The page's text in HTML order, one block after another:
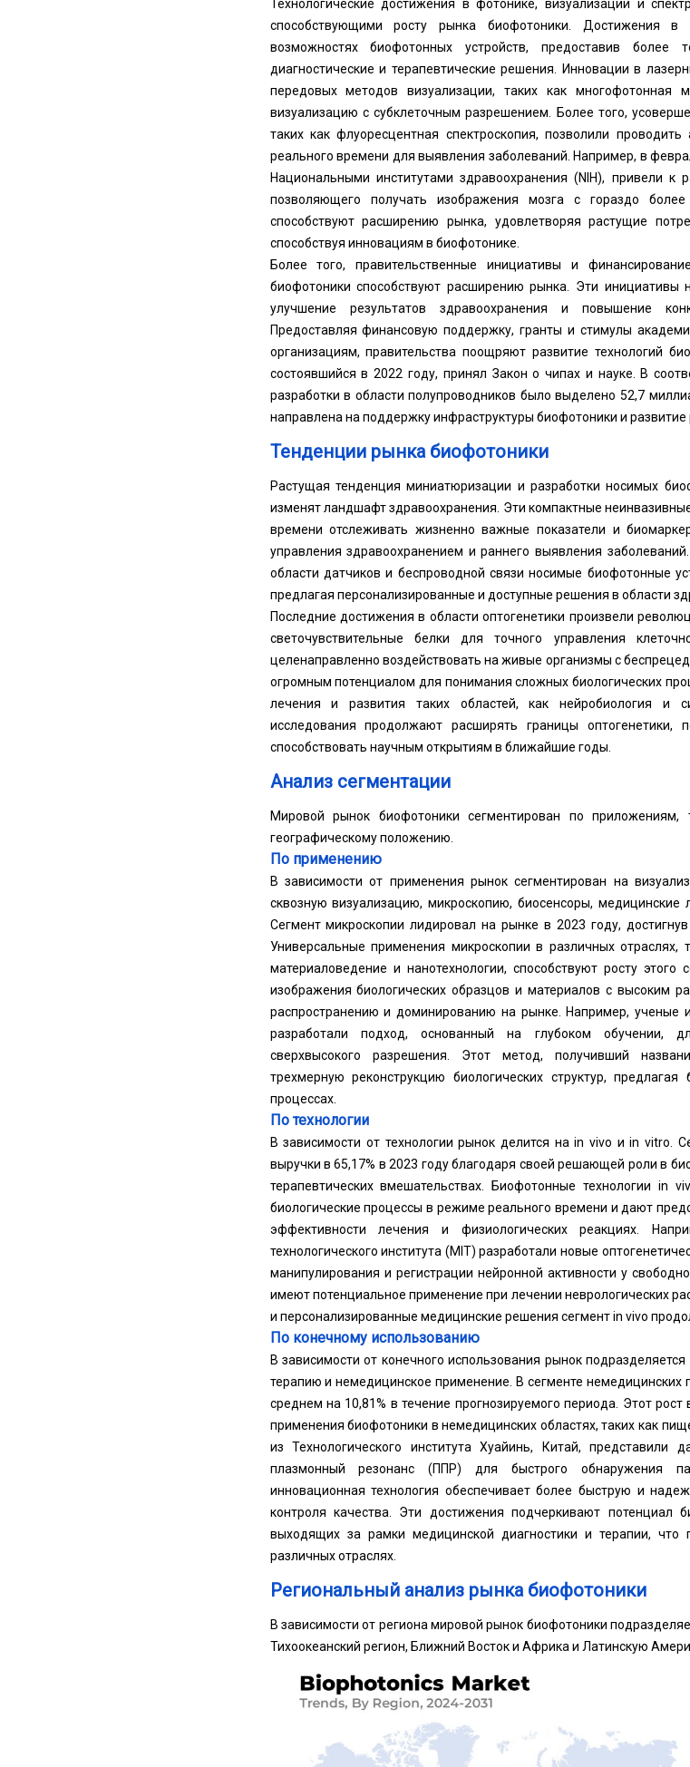
Технологические достижения в фотонике, визуализации и
способствующими росту рынка биофотоники. Достижения
возможностях биофотонных устройств, предоставив более
диагностические и терапевтические решения. Инновации в
передовых методов визуализации, таких как многофотонная
визуализацию с субклеточным разрешением. Более того,
таких как флуоресцентная спектроскопия, позволили
реального времени для выявления заболеваний. Например, в
Национальными институтами здравоохранения (NIH), привели к
позволяющего получать изображения мозга с гораздо
способствуют расширению рынка, удовлетворяя растущие
способствуя инновациям в биофотонике.
Более того, правительственные инициативы и
биофотоники способствуют расширению рынка. Эти инициативы
улучшение результатов здравоохранения и повышение
Предоставляя финансовую поддержку, гранты и стимулы
организациям, правительства поощряют развитие технологий
состоявшийся в 2022 году, принял Закон о чипах и науке. В
разработки в области полупроводников было выделено 52,7
направлена ​​на поддержку инфраструктуры биофотоники и развитие
Тенденции рынка биофотоники
Растущая тенденция миниатюризации и разработки носимых
изменят ландшафт здравоохранения. Эти компактные
времени отслеживать жизненно важные показатели и
управления здравоохранением и раннего выявления
области датчиков и беспроводной связи носимые биофотонные
предлагая персонализированные и доступные решения в области
Последние достижения в области оптогенетики произвели
светочувствительные белки для точного управления
целенаправленно воздействовать на живые организмы с
огромным потенциалом для понимания сложных биологических
лечения и развития таких областей, как нейробиология и
исследования продолжают расширять границы
способствовать научным открытиям в ближайшие годы.
Анализ сегментации
Мировой рынок биофотоники сегментирован по приложениям,
географическому положению.
По применению
В зависимости от применения рынок сегментирован на
сквозную визуализацию, микроскопию, биосенсоры, медицинские
Сегмент микроскопии лидировал на рынке в 2023 году,
Универсальные применения микроскопии в различных отраслях,
материаловедение и нанотехнологии, способствуют росту этого
изображения биологических образцов и материалов с высоким
распространению и доминированию на рынке. Например, ученые
разработали подход, основанный на глубоком обучении,
сверхвысокого разрешения. Этот метод, получивший
трехмерную реконструкцию биологических структур,
процессах.
По технологии
В зависимости от технологии рынок делится на in vivo и in vitro.
выручки в 65,17% в 2023 году благодаря своей решающей роли в
терапевтических вмешательствах. Биофотонные технологии in
биологические процессы в режиме реального времени и дают
эффективности лечения и физиологических реакциях.
технологического института (MIT) разработали новые
манипулирования и регистрации нейронной активности у
имеют потенциальное применение при лечении неврологических
и персонализированные медицинские решения сегмент in vivo
По конечному использованию
В зависимости от конечного использования рынок
терапию и немедицинское применение. В сегменте немедицинских
среднем на 10,81% в течение прогнозируемого периода. Этот
применения биофотоники в немедицинских областях, таких как
из Технологического института Хуайинь, Китай, представили
плазмонный резонанс (ППР) для быстрого обнаружения
инновационная технология обеспечивает более быструю и
контроля качества. Эти достижения подчеркивают
выходящих за рамки медицинской диагностики и терапии,
различных отраслях.
Региональный анализ рынка биофотоники
В зависимости от региона мировой рынок биофотоники
Тихоокеанский регион, Ближний Восток и Африка и Латинскую